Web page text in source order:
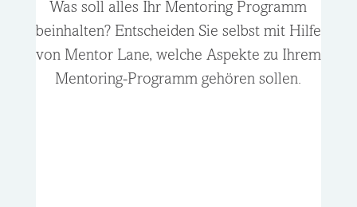
Was soll alles Ihr Mentoring Programm
beinhalten? Entscheiden Sie selbst mit Hilfe
von Mentor Lane, welche Aspekte zu Ihrem
Mentoring-Programm gehören sollen.